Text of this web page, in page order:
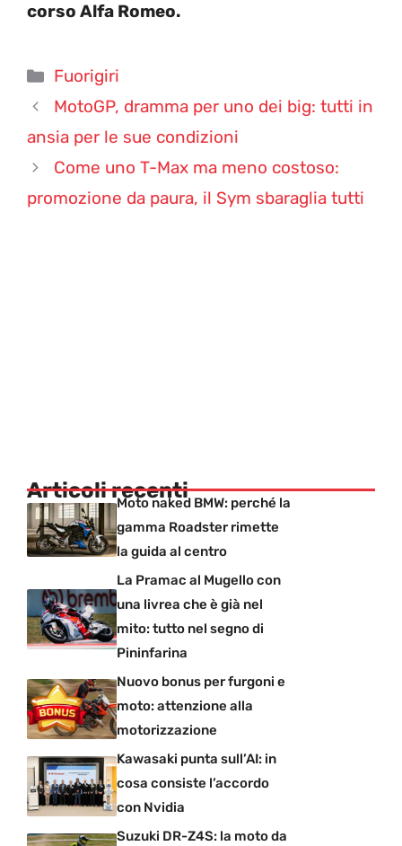
corso Alfa Romeo.
Categorie
Fuorigiri
MotoGP, dramma per uno dei big: tutti in
ansia per le sue condizioni
Come uno T-Max ma meno costoso:
promozione da paura, il Sym sbaraglia tutti
Articoli recentiMoto naked BMW: perché la
gamma Roadster rimette
la guida al centro
La Pramac al Mugello con
una livrea che è già nel
mito: tutto nel segno di
Pininfarina
Nuovo bonus per furgoni e
moto: attenzione alla
motorizzazione
Kawasaki punta sull’AI: in
cosa consiste l’accordo
con Nvidia
Suzuki DR-Z4S: la moto da